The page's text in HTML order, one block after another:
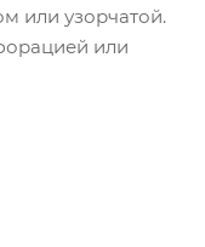
или узорчатой.
или